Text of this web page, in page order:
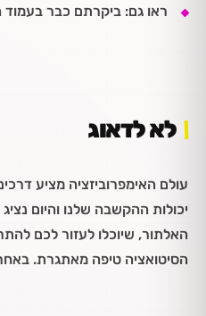
ראו גם: ביקרתם כבר בעמוד
לא לדאוג
עולם האימפרוביזציה מציע
יכולות ההקשבה שלנו והיום
האלתור, שיוכלו לעזור לכם
הסיטואציה טיפה מאתגרת.